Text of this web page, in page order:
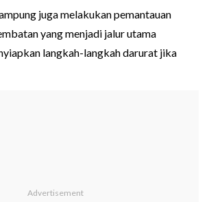
juga melakukan pemantauan
yang menjadi jalur utama
langkah-langkah darurat jika